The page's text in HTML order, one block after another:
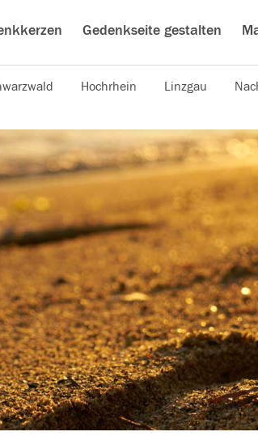
Gedenkseite gestalten
Hochrhein Linzgau